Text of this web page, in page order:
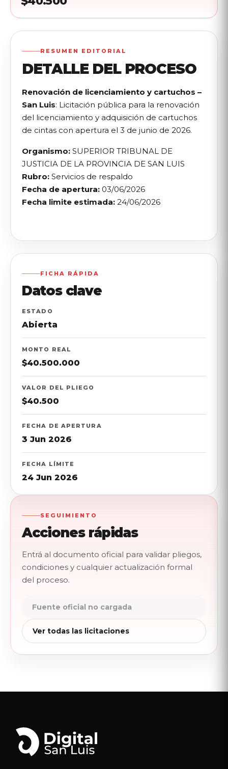
RESUMEN EDITORIAL
DETALLE DEL PROCESO
Renovación de licenciamiento y cartuchos –
San Luis: Licitación pública para la renovación
del licenciamiento y adquisición de cartuchos
de cintas con apertura el 3 de junio de 2026.
Organismo: SUPERIOR TRIBUNAL DE
JUSTICIA DE LA PROVINCIA DE SAN LUIS
Rubro: Servicios de respaldo
Fecha de apertura: 03/06/2026
Fecha limite estimada: 24/06/2026
FICHA RÁPIDA
Datos clave
ESTADO
Abierta
MONTO REAL
$40.500.000
VALOR DEL PLIEGO
$40.500
FECHA DE APERTURA
3 Jun 2026
FECHA LÍMITE
24 Jun 2026
SEGUIMIENTO
Acciones rápidas
Entrá al documento oficial para validar pliegos,
condiciones y cualquier actualización formal
del proceso.
Fuente oficial no cargada
Ver todas las licitaciones